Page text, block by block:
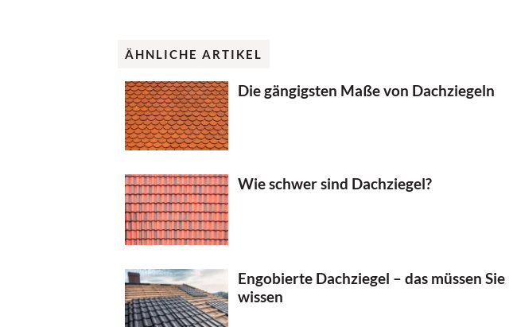
ÄHNLICHE ARTIKEL
Die gängigsten Maße von Dachziegeln
Wie schwer sind Dachziegel?
Engobierte Dachziegel – das müssen Sie
wissen